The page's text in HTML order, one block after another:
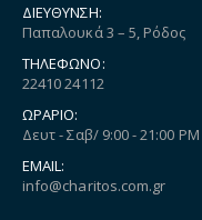
ΔΙΕΎΘΥΝΣΗ:
Παπαλουκά 3 – 5, Ρόδος
ΤΗΛΈΦΩΝΟ:
22410 24112
ΩΡΆΡΙΟ:
Δευτ - Σαβ/ 9:00 - 21:00 PM
EMAIL:
info@charitos.com.gr